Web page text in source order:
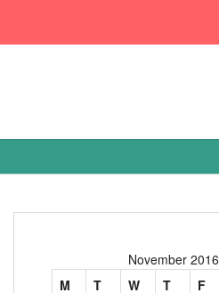
November 2016
M
T W T F